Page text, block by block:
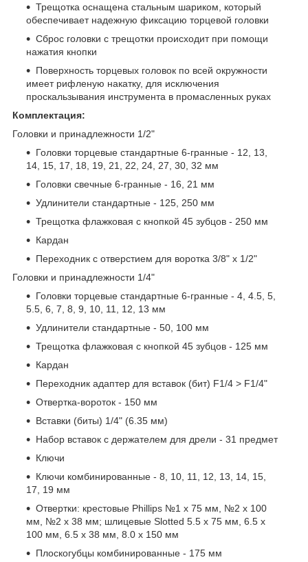
Трещотка оснащена стальным шариком, который
обеспечивает надежную фиксацию торцевой головки
Сброс головки с трещотки происходит при помощи
нажатия кнопки
Поверхность торцевых головок по всей окружности
имеет рифленую накатку, для исключения
проскальзывания инструмента в промасленных руках
Комплектация:
Головки и принадлежности 1/2"
Головки торцевые стандартные 6-гранные - 12, 13,
14, 15, 17, 18, 19, 21, 22, 24, 27, 30, 32 мм
Головки свечные 6-гранные - 16, 21 мм
Удлинители стандартные - 125, 250 мм
Трещотка флажковая с кнопкой 45 зубцов - 250 мм
Кардан
Переходник с отверстием для воротка 3/8" х 1/2"
Головки и принадлежности 1/4"
Головки торцевые стандартные 6-гранные - 4, 4.5, 5,
5.5, 6, 7, 8, 9, 10, 11, 12, 13 мм
Удлинители стандартные - 50, 100 мм
Трещотка флажковая с кнопкой 45 зубцов - 125 мм
Кардан
Переходник адаптер для вставок (бит) F1/4 > F1/4"
Отвертка-вороток - 150 мм
Вставки (биты) 1/4" (6.35 мм)
Набор вставок с держателем для дрели - 31 предмет
Ключи
Ключи комбинированные - 8, 10, 11, 12, 13, 14, 15,
17, 19 мм
Отвертки: крестовые Phillips №1 х 75 мм, №2 х 100
мм, №2 х 38 мм; шлицевые Slotted 5.5 х 75 мм, 6.5 х
100 мм, 6.5 х 38 мм, 8.0 х 150 мм
Плоскогубцы комбинированные - 175 мм